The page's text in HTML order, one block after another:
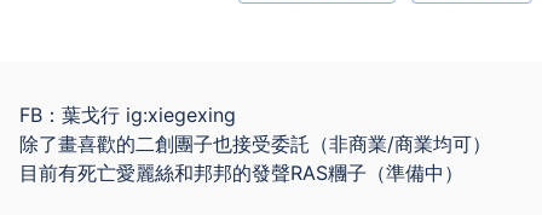
FB：葉戈行 ig:xiegexing
除了畫喜歡的二創團子也接受委託（非商業/商業均可）
目前有死亡愛麗絲和邦邦的發聲RAS糰子（準備中）